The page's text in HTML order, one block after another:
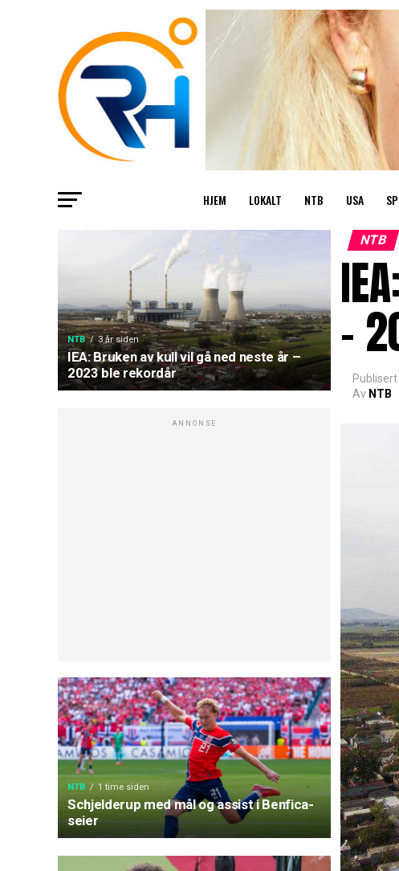
HJEM LOKALT NTB USA
NTB 3 år siden
IEA: Bruken av kull vil gå ned neste år –
2023 ble rekordår
ANNONSE
NTB 1 time siden
Schjelderup med mål og assist i Benfica-
seier
NTB
–
Publisert
Av NTB